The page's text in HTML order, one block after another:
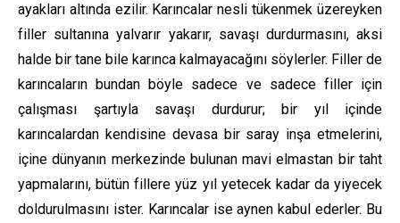
ayakları altında ezilir. Karıncalar nesli tükenmek üzereyken
filler sultanına yalvarır yakarır, savaşı durdurmasını, aksi
halde bir tane bile karınca kalmayacağını söylerler. Filler de
karıncaların bundan böyle sadece ve sadece filler için
çalışması şartıyla savaşı durdurur; bir yıl içinde
karıncalardan kendisine devasa bir saray inşa etmelerini,
içine dünyanın merkezinde bulunan mavi elmastan bir taht
yapmalarını, bütün fillere yüz yıl yetecek kadar da yiyecek
doldurulmasını ister. Karıncalar ise aynen kabul ederler. Bu